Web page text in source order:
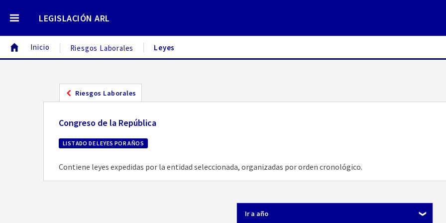
LEGISLACIÓN ARL
Inicio Riesgos Laborales Leyes
Riesgos Laborales
Congreso de la República
LISTADO DE LEYES POR AÑOS
Contiene leyes expedidas por la entidad seleccionada, organizadas por orden cronológico.
Ir a año